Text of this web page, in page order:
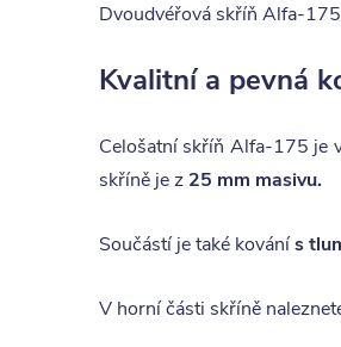
Dvoudvéřová skříň Alfa-
Kvalitní a pevná
Celošatní skříň Alfa-175 je
skříně je z 25 mm masivu.
Součástí je také kovánís
V horní části skříně